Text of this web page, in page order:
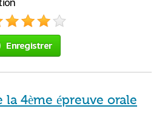
Enregistrer
4ème épreuve orale